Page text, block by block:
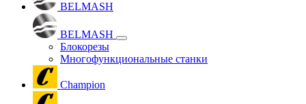
BELMASH
BELMASH
Блокорезы
Многофункциональные станки
Champion